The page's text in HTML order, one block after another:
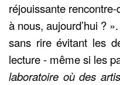
réjouissante
à nous, aujourd’hui ?
sans rire évitant les
lecture - même si les
laboratoire où des